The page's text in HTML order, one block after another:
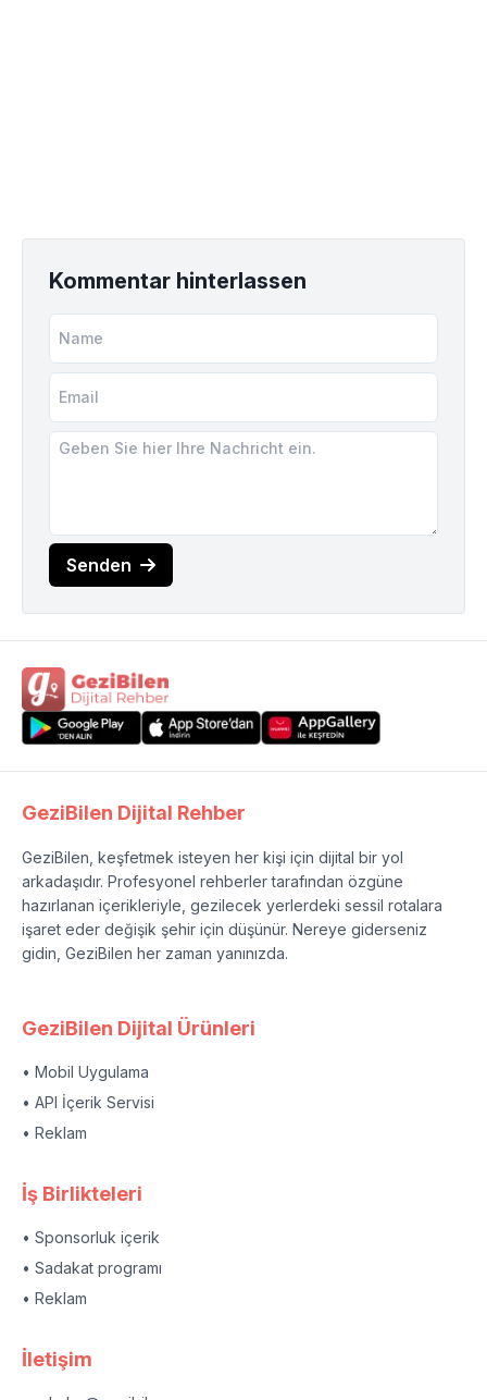
Kommentar hinterlassen
Senden
GeziBilen Dijital Rehber
GeziBilen, keşfetmek isteyen her kişi için dijital bir yol
arkadaşıdır. Profesyonel rehberler tarafından özgüne
hazırlanan içerikleriyle, gezilecek yerlerdeki sessil rotalara
işaret eder değişik şehir için düşünür. Nereye giderseniz
gidin, GeziBilen her zaman yanınızda.
GeziBilen Dijital Ürünleri
• Mobil Uygulama
• API İçerik Servisi
• Reklam
İş Birlikteleri
• Sponsorluk içerik
• Sadakat programı
• Reklam
İletişim